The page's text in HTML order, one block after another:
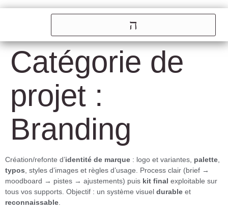
Catégorie de
projet :
Branding
Création/refonte d’identité de marque : logo et variantes, palette
typos , styles d’images et règles d’usage. Process clair (brief →
moodboard → pistes → ajustements) puis kit final exploitable sur
tous vos supports. Objectif : un système visuel durable et
reconnaissable